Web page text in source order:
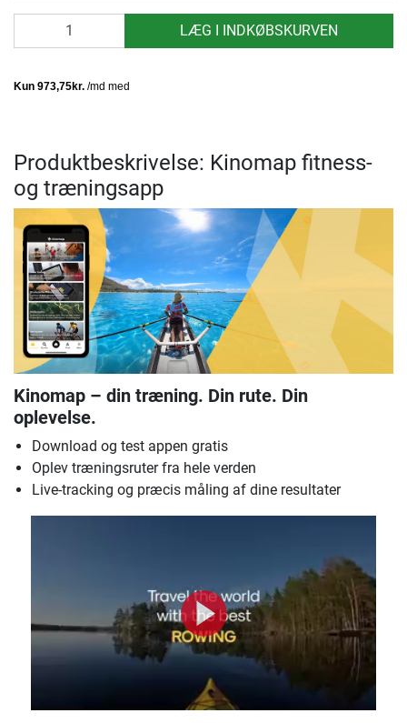
LÆG I INDKØBSKURVEN
Produktbeskrivelse: Kinomap fitness-
og træningsapp
Kinomap – din træning. Din rute. Din
oplevelse.
Download og test appen gratis
Oplev træningsruter fra hele verden
Live-tracking og præcis måling af dine resultater